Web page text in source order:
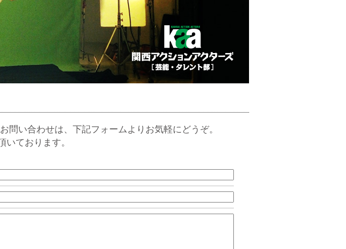
問い合わせは、下記フォームよりお気軽にどうぞ。
ております。